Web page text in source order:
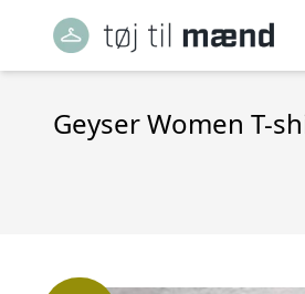
Geyser Women T-